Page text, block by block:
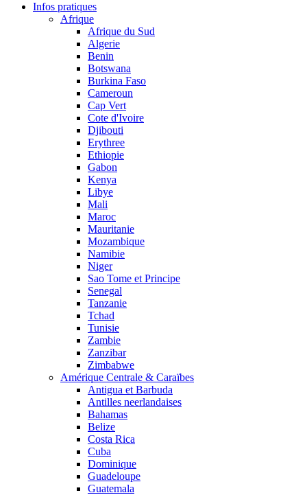
Infos pratiques
Afrique
Afrique du Sud
Algerie
Benin
Botswana
Burkina Faso
Cameroun
Cap Vert
Cote d'Ivoire
Djibouti
Erythree
Ethiopie
Gabon
Kenya
Libye
Mali
Maroc
Mauritanie
Mozambique
Namibie
Niger
Sao Tome et Principe
Senegal
Tanzanie
Tchad
Tunisie
Zambie
Zanzibar
Zimbabwe
Amérique Centrale & Caraïbes
Antigua et Barbuda
Antilles neerlandaises
Bahamas
Belize
Costa Rica
Cuba
Dominique
Guadeloupe
Guatemala